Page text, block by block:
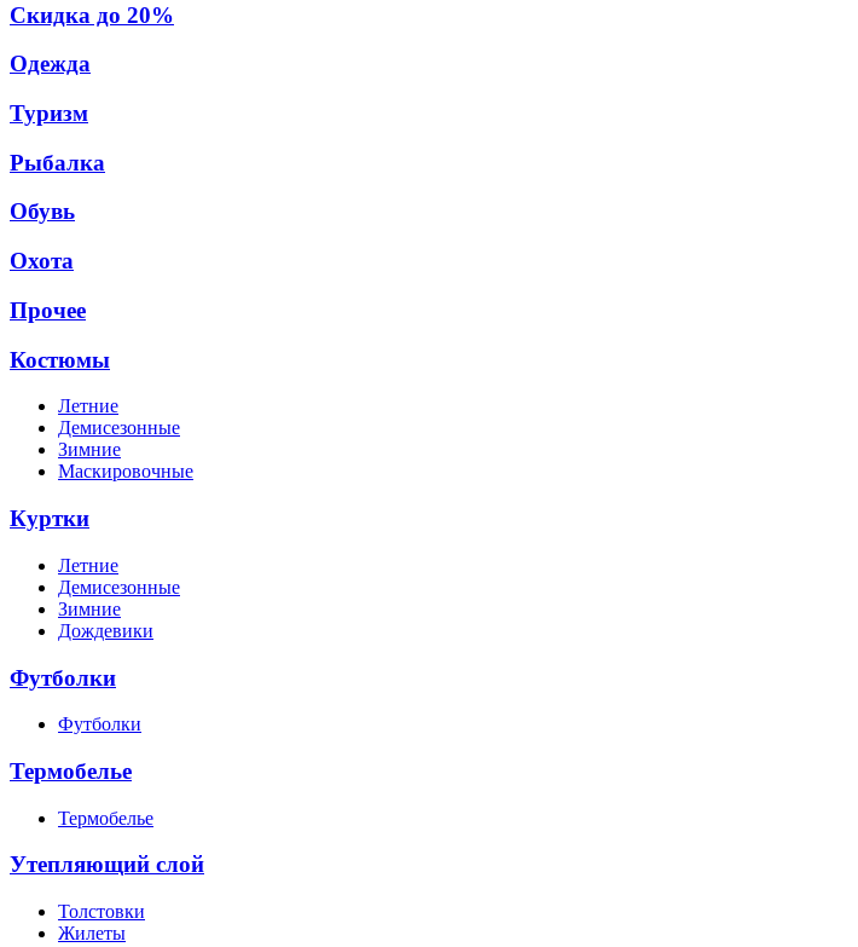
Скидка до 20%
Одежда
Туризм
Рыбалка
Обувь
Охота
Прочее
Костюмы
Летние
Демисезонные
Зимние
Маскировочные
Куртки
Летние
Демисезонные
Зимние
Дождевики
Футболки
Футболки
Термобелье
Термобелье
Утепляющий слой
Толстовки
Жилеты